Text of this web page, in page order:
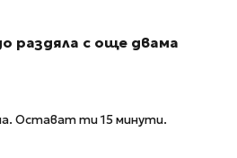
раздяла с още двама
Остават ти 15 минути.